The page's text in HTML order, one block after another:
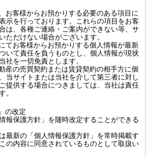
お客様からお預かりする必要のある項目に
示を行っております。これらの項目をお客
は、各種ご連絡・ご案内ができない等、サ
ただけない場合がございます。
てお客様からお預かりする個人情報が最新
いて責任を負うものとし、個人情報が現状
社を一切免責とします。
産の売買契約または賃貸契約の相手方に個
当サイトまたは当社を介して第三者に対し
提供する場合につきましては、当社は責任
。
の改定
報保護方針」を随時改定することができる
最新の「個人情報保護方針」を常時掲載す
の内容に同意されているものとして取扱い